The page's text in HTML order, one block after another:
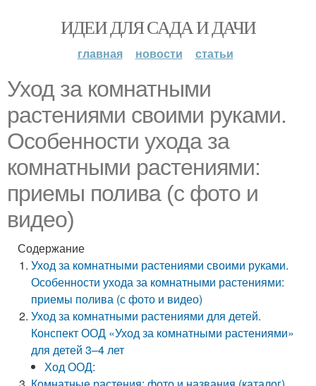
ИДЕИ ДЛЯ САДА И ДАЧИ
главная новости статьи
Уход за комнатными
растениями своими руками.
Особенности ухода за
комнатными растениями:
приемы полива (с фото и
видео)
Содержание
Уход за комнатными растениями своими руками.
Особенности ухода за комнатными растениями:
приемы полива (с фото и видео)
Уход за комнатными растениями для детей.
Конспект ООД «Уход за комнатными растениями»
для детей 3–4 лет
Ход ООД: